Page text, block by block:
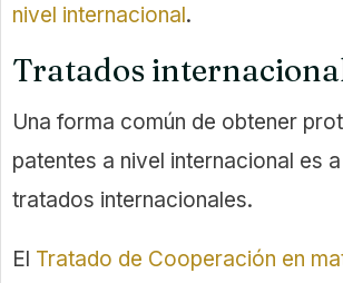
nivel internacional.
Tratados
Una forma común de obtener
patentes a nivel internacional es
tratados internacionales.
El Tratado de Cooperación en